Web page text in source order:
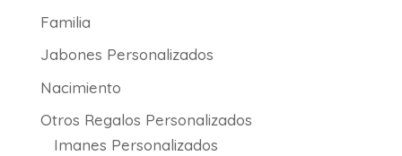
Familia
Jabones Personalizados
Nacimiento
Otros Regalos Personalizados
Imanes Personalizados